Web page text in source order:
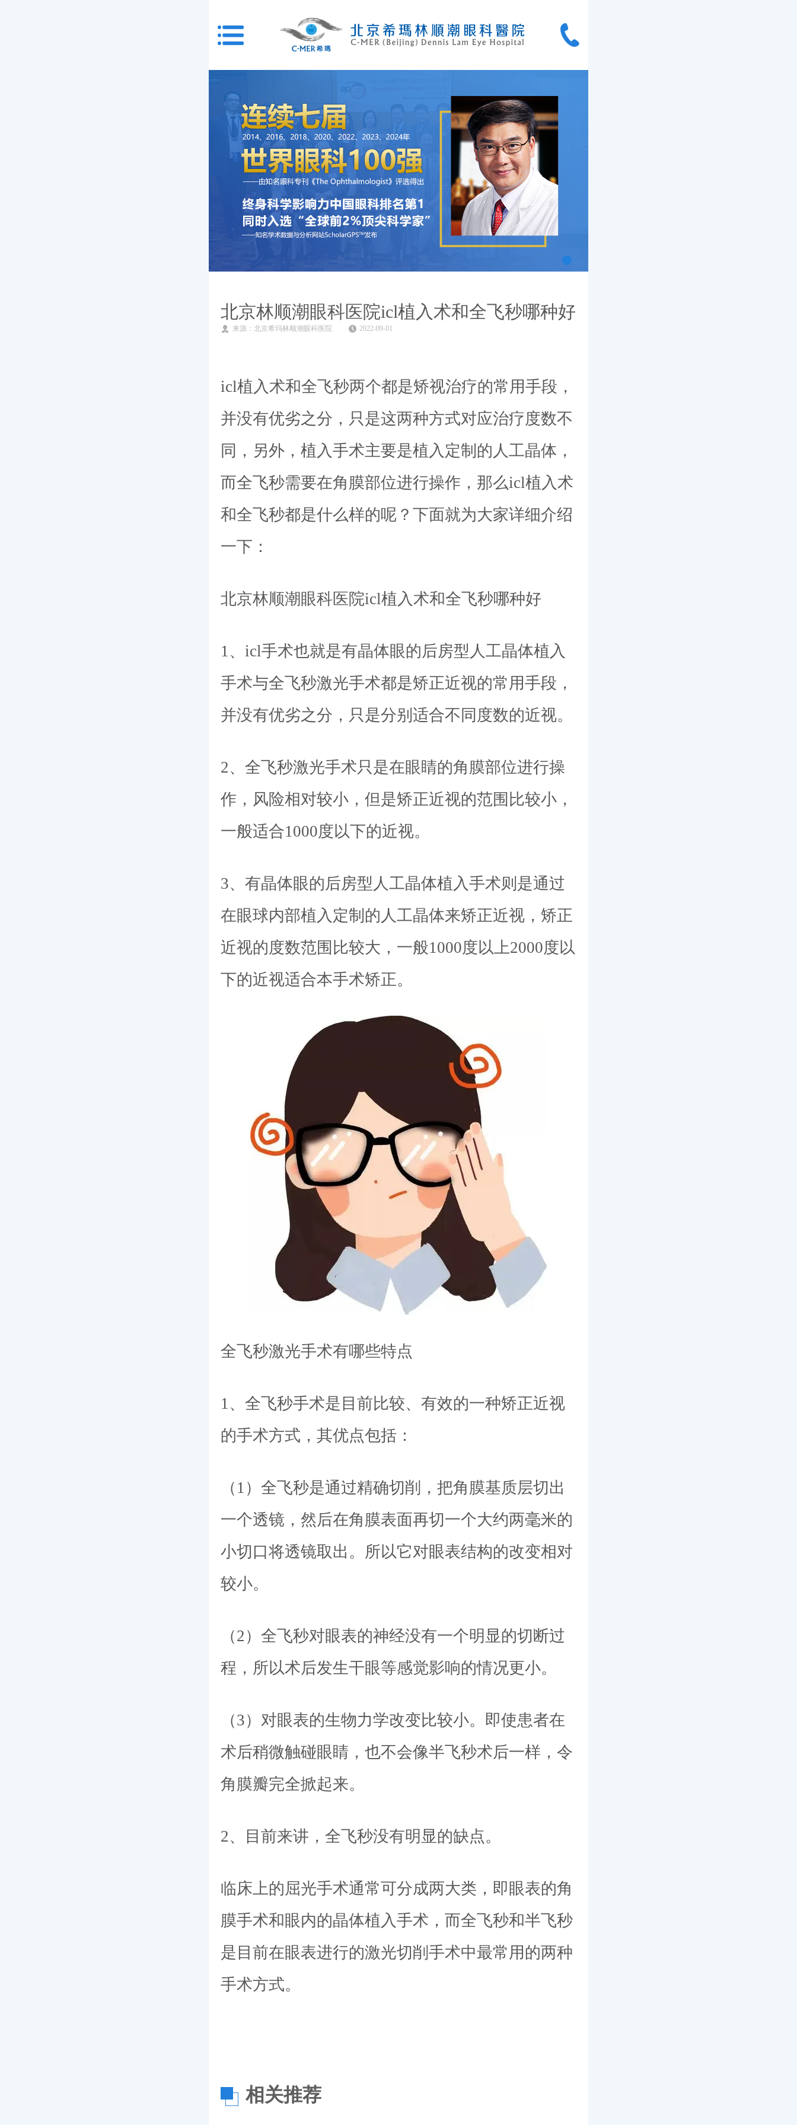
北京林顺潮眼科医院icl植入术和全飞秒哪种好
来源：北京希玛林顺潮眼科医院 2022-09-01
icl植入术和全飞秒两个都是矫视治疗的常用手段，
并没有优劣之分，只是这两种方式对应治疗度数不
同，另外，植入手术主要是植入定制的人工晶体，
而全飞秒需要在角膜部位进行操作，那么icl植入术
和全飞秒都是什么样的呢？下面就为大家详细介绍
一下：
北京林顺潮眼科医院icl植入术和全飞秒哪种好
1、icl手术也就是有晶体眼的后房型人工晶体植入
手术与全飞秒激光手术都是矫正近视的常用手段，
并没有优劣之分，只是分别适合不同度数的近视。
2、全飞秒激光手术只是在眼睛的角膜部位进行操
作，风险相对较小，但是矫正近视的范围比较小，
一般适合1000度以下的近视。
3、有晶体眼的后房型人工晶体植入手术则是通过
在眼球内部植入定制的人工晶体来矫正近视，矫正
近视的度数范围比较大，一般1000度以上2000度以
下的近视适合本手术矫正。
全飞秒激光手术有哪些特点
1、全飞秒手术是目前比较、有效的一种矫正近视
的手术方式，其优点包括：
（1）全飞秒是通过精确切削，把角膜基质层切出
一个透镜，然后在角膜表面再切一个大约两毫米的
小切口将透镜取出。所以它对眼表结构的改变相对
较小。
（2）全飞秒对眼表的神经没有一个明显的切断过
程，所以术后发生干眼等感觉影响的情况更小。
（3）对眼表的生物力学改变比较小。即使患者在
术后稍微触碰眼睛，也不会像半飞秒术后一样，令
角膜瓣完全掀起来。
2、目前来讲，全飞秒没有明显的缺点。
临床上的屈光手术通常可分成两大类，即眼表的角
膜手术和眼内的晶体植入手术，而全飞秒和半飞秒
是目前在眼表进行的激光切削手术中最常用的两种
手术方式。
相关推荐